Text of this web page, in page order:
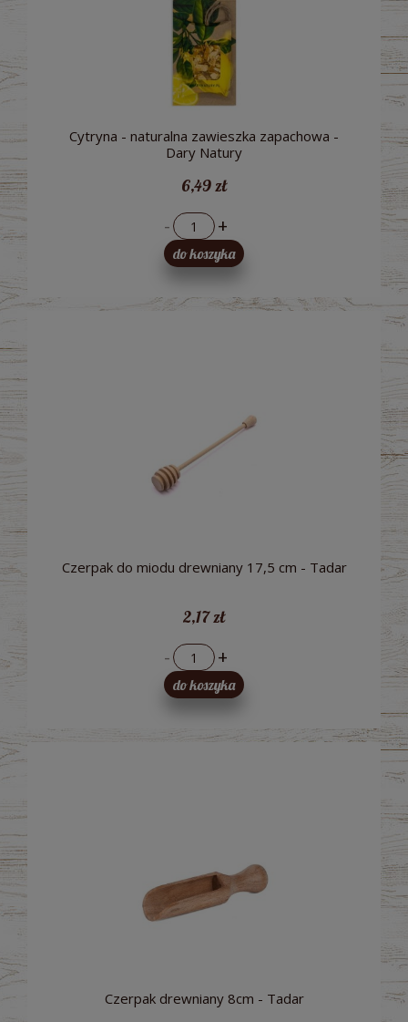
Cytryna - naturalna zawieszka zapachowa -
Dary Natury
6,49 zł
- +
do koszyka
Czerpak do miodu drewniany 17,5 cm - Tadar
2,17 zł
- +
do koszyka
Czerpak drewniany 8cm - Tadar